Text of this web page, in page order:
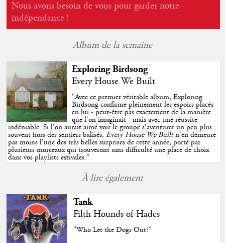
Nous avons besoin de vous pour garder notre
indépendance !
Album de la semaine
Exploring Birdsong
Every House We Built
"Avec ce premier véritable album, Exploring
Birdsong confirme pleinement les espoirs placés
en lui - peut-être pas exactement de la manière
que l'on imaginait - mais avec une réussite
indéniable. Si l'on aurait aimé voir le groupe s'aventurer un peu plus
souvent hors des sentiers balisés,Every House We Builtn'en demeure
pas moins l'une des très belles surprises de cette année, porté par
plusieurs morceaux qui trouveront sans difficulté une place de choix
dans vos playlists estivales."
À lire également
Tank
Filth Hounds of Hades
"Who Let the Dogs Out?"